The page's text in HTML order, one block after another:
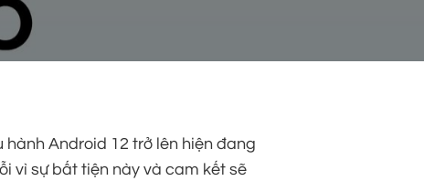
Android 12 trở lên hiện đang
vì sự bất tiện này và cam kết sẽ